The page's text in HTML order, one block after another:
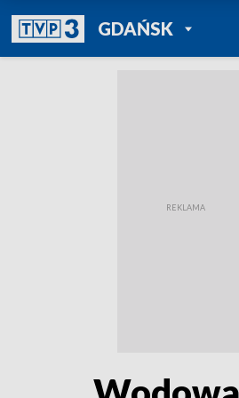
GDAŃSKPOWRÓT DO
TVP REGIONY